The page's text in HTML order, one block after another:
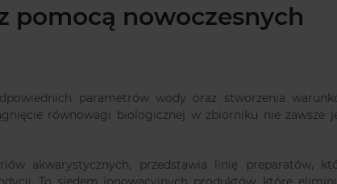
pomocą nowoczesnych
parametrów wody oraz stworzenia
równowagi biologicznej w zbiorniku nie zawsze
akwarystycznych, przedstawia linię preparatów,